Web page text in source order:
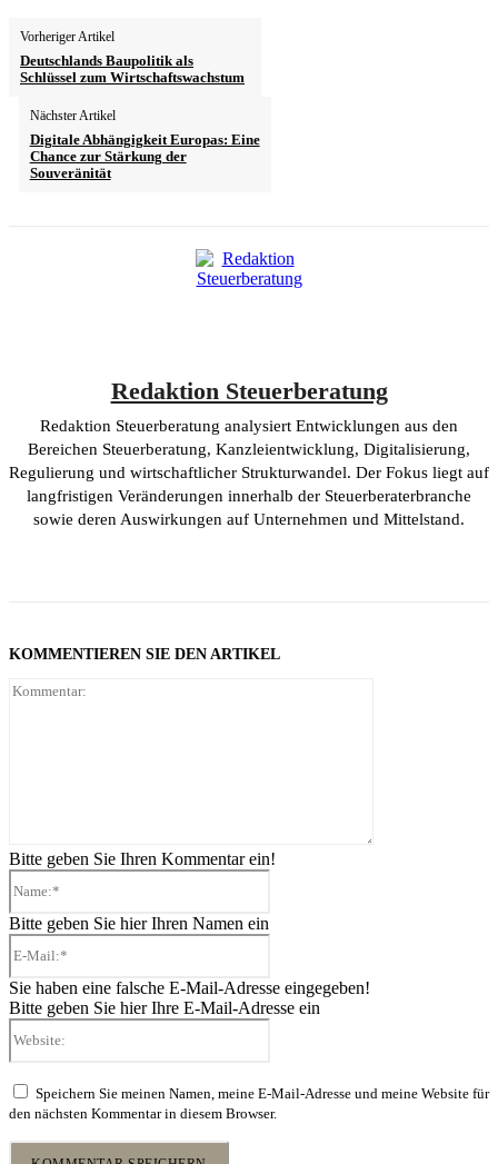
Vorheriger Artikel
Deutschlands Baupolitik als
Schlüssel zum Wirtschaftswachstum
Nächster Artikel
Digitale Abhängigkeit Europas: Eine
Chance zur Stärkung der
Souveränität
Redaktion Steuerberatung
Redaktion Steuerberatung analysiert Entwicklungen aus den
Bereichen Steuerberatung, Kanzleientwicklung, Digitalisierung,
Regulierung und wirtschaftlicher Strukturwandel. Der Fokus liegt auf
langfristigen Veränderungen innerhalb der Steuerberaterbranche
sowie deren Auswirkungen auf Unternehmen und Mittelstand.
KOMMENTIEREN SIE DEN ARTIKEL
Bitte geben Sie Ihren Kommentar ein!
Bitte geben Sie hier Ihren Namen ein
Sie haben eine falsche E-Mail-Adresse eingegeben!
Bitte geben Sie hier Ihre E-Mail-Adresse ein
Speichern Sie meinen Namen, meine E-Mail-Adresse und meine Website für
den nächsten Kommentar in diesem Browser.